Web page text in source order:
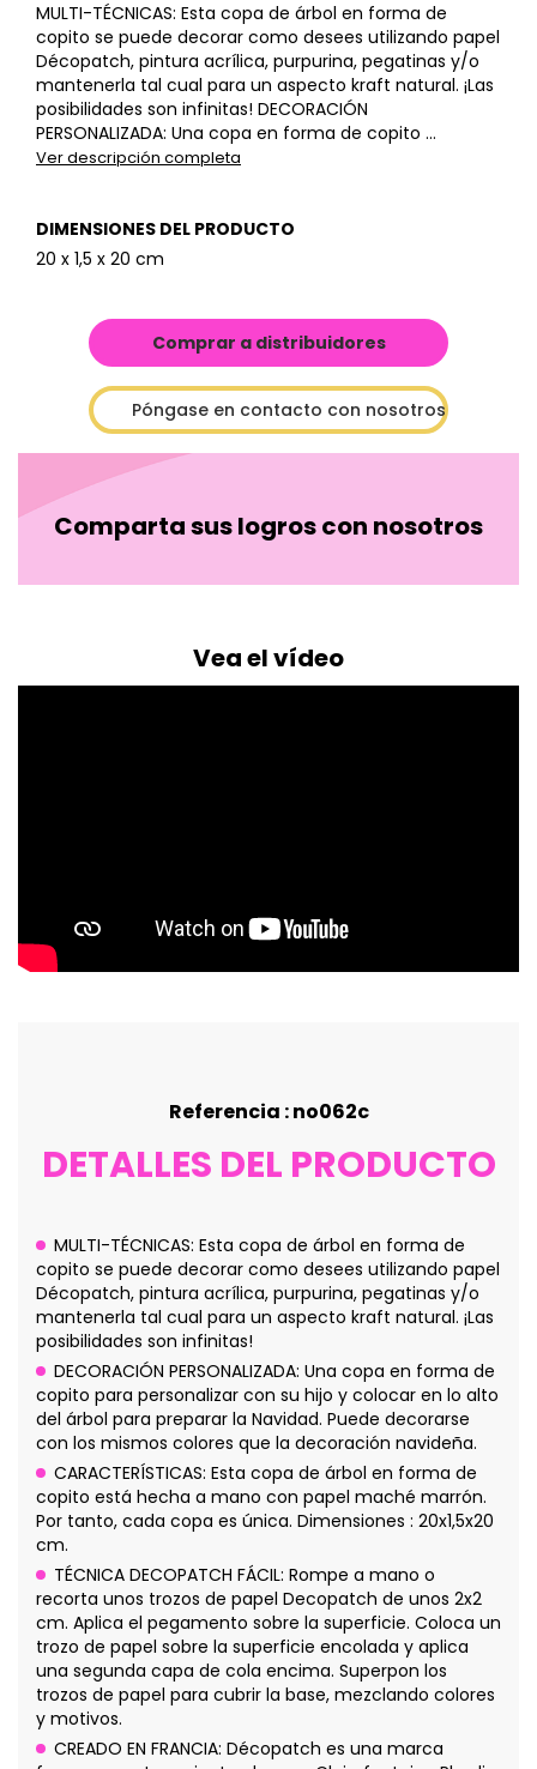
MULTI-TÉCNICAS: Esta copa de árbol en forma de
copito se puede decorar como desees utilizando papel
Décopatch, pintura acrílica, purpurina, pegatinas y/o
mantenerla tal cual para un aspecto kraft natural. ¡Las
posibilidades son infinitas! DECORACIÓN
PERSONALIZADA: Una copa en forma de copito ...
Ver descripción completa
DIMENSIONES DEL PRODUCTO
20 x 1,5 x 20 cm
Comprar a distribuidores
Póngase en contacto con nosotros
Comparta sus logros con nosotros
Vea el vídeo
Referencia : no062c
DETALLES DEL PRODUCTO
MULTI-TÉCNICAS: Esta copa de árbol en forma de
copito se puede decorar como desees utilizando papel
Décopatch, pintura acrílica, purpurina, pegatinas y/o
mantenerla tal cual para un aspecto kraft natural. ¡Las
posibilidades son infinitas!
DECORACIÓN PERSONALIZADA: Una copa en forma de
copito para personalizar con su hijo y colocar en lo alto
del árbol para preparar la Navidad. Puede decorarse
con los mismos colores que la decoración navideña.
CARACTERÍSTICAS: Esta copa de árbol en forma de
copito está hecha a mano con papel maché marrón.
Por tanto, cada copa es única. Dimensiones : 20x1,5x20
cm.
TÉCNICA DECOPATCH FÁCIL: Rompe a mano o
recorta unos trozos de papel Decopatch de unos 2x2
cm. Aplica el pegamento sobre la superficie. Coloca un
trozo de papel sobre la superficie encolada y aplica
una segunda capa de cola encima. Superpon los
trozos de papel para cubrir la base, mezclando colores
y motivos.
CREADO EN FRANCIA: Décopatch es una marca